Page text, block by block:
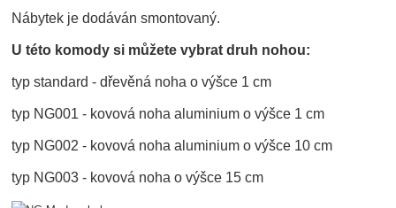
Nábytek je dodáván smontovaný.
U této komody si můžete vybrat druh nohou:
typ standard - dřevěná noha o výšce 1 cm
typ NG001 - kovová noha aluminium o výšce 1 cm
typ NG002 - kovová noha aluminium o výšce 10 cm
typ NG003 - kovová noha o výšce 15 cm